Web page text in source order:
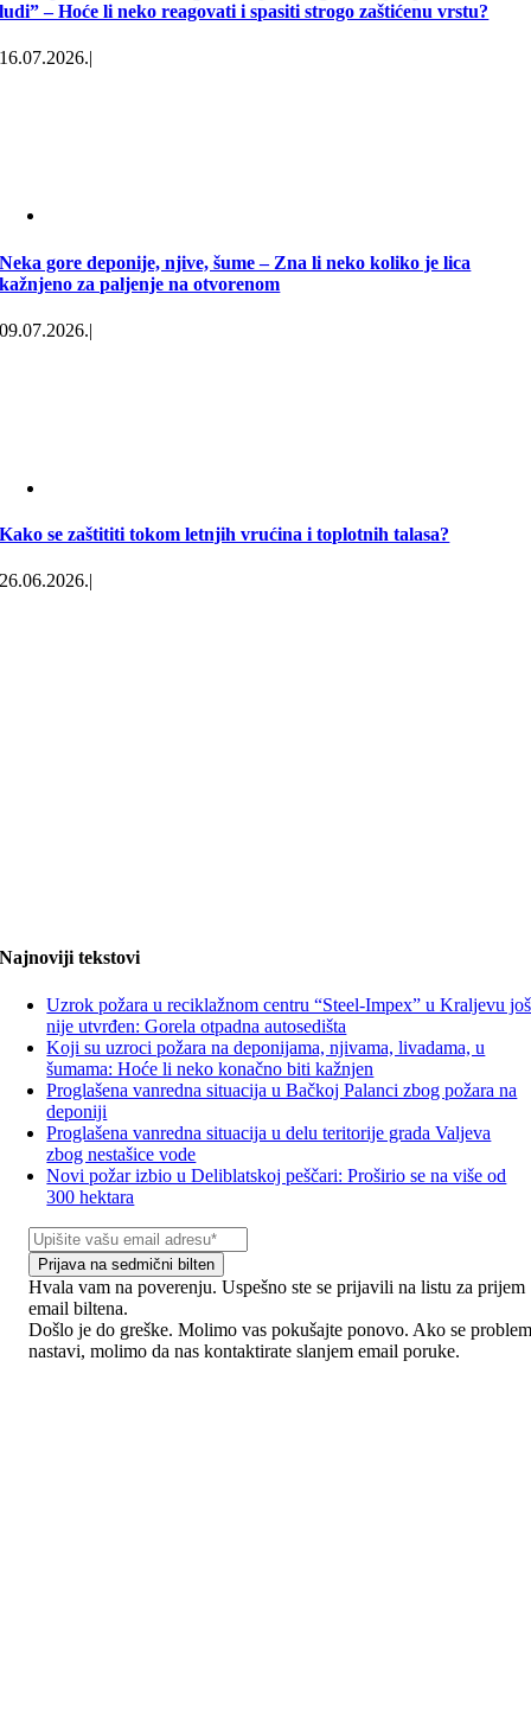
ludi” – Hoće li neko reagovati i spasiti strogo zaštićenu vrstu?
16.07.2026.|
Neka gore deponije, njive, šume – Zna li neko koliko je lica
kažnjeno za paljenje na otvorenom
09.07.2026.|
Kako se zaštititi tokom letnjih vrućina i toplotnih talasa?
26.06.2026.|
Najnoviji tekstovi
Uzrok požara u reciklažnom centru “Steel-Impex” u Kraljevu još
nije utvrđen: Gorela otpadna autosedišta
Koji su uzroci požara na deponijama, njivama, livadama, u
šumama: Hoće li neko konačno biti kažnjen
Proglašena vanredna situacija u Bačkoj Palanci zbog požara na
deponiji
Proglašena vanredna situacija u delu teritorije grada Valjeva
zbog nestašice vode
Novi požar izbio u Deliblatskoj peščari: Proširio se na više od
300 hektara
Prijava na sedmični bilten
Hvala vam na poverenju. Uspešno ste se prijavili na listu za prijem
email biltena.
Došlo je do greške. Molimo vas pokušajte ponovo. Ako se
nastavi, molimo da nas kontaktirate slanjem email poruke.